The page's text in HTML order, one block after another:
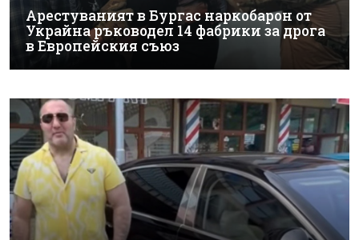
Арестуваният в Бургас наркобарон от
Украйна ръководел 14 фабрики за дрога
в Европейския съюз